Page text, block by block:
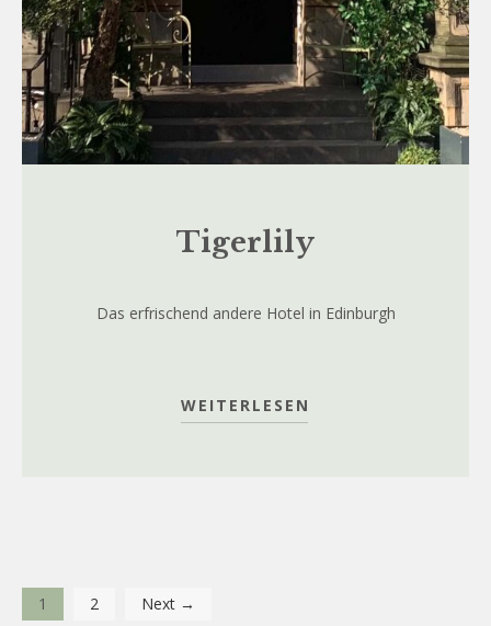
Tigerlily
Das erfrischend andere Hotel in Edinburgh
WEITERLESEN
1 2 Next →